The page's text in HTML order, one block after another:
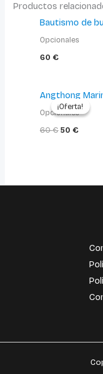
Productos
Bautismo de
Opcionales
60 €
¡Oferta!
¡Oferta!
Angthong
Opcionales
60€
El
precio
original
60 €.
50 €
El
precio
actual